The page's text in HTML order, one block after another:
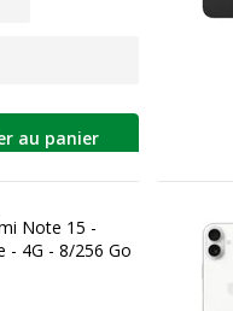
au panier
Note 15 -
- 4G - 8/256 Go